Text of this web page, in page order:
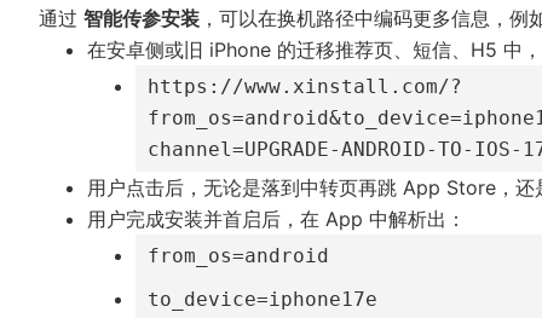
通过 智能传参安装 ，可以在换机路径中编码更多信息，例
在安卓侧或旧 iPhone 的迁移推荐页、短信、H5 中
https://www.xinstall.com/?
channel=UPGRADE-ANDROID-TO-IOS-
用户点击后，无论是落到中转页再跳 App Store，
用户完成安装并首启后，在 App 中解析出：
from_os=android
to_device=iphone17e